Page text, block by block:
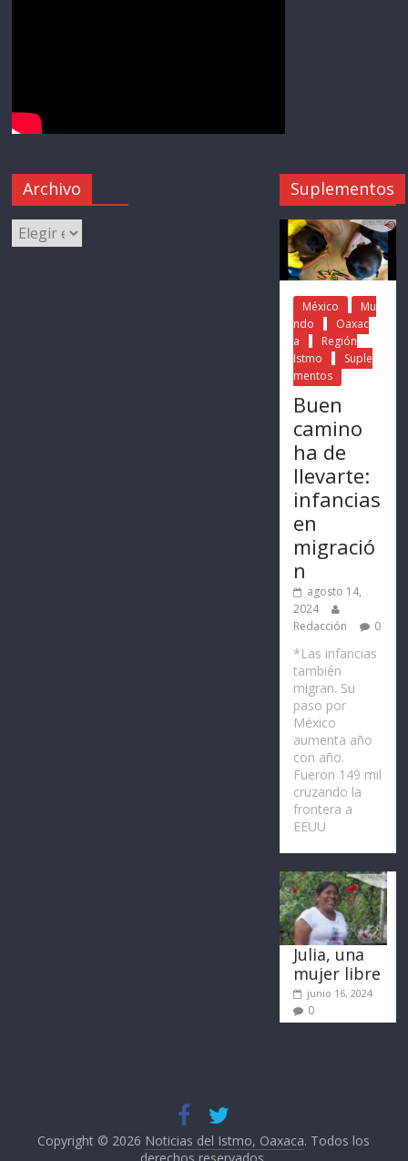
Archivo Suplementos
México
Mu
ndo
Oaxac
a
Región
Istmo
Suple
mentos
Buen
camino
ha de
llevarte:
infancias
en
migració
n
agosto 14,
2024
Redacción
0
*Las infancias
también
migran. Su
paso por
México
aumenta año
con año.
Fueron 149 mil
cruzando la
frontera a
EEUU
Julia, una
mujer libre
junio 16, 2024
0
Copyright © 2026 Noticias del Istmo, Oaxaca. Todos los